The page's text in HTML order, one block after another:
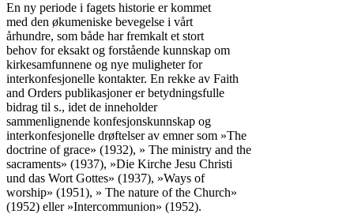
En ny periode i fagets historie er kommet
med den økumeniske bevegelse i vårt
århundre, som både har fremkalt et stort
behov for eksakt og forstående kunnskap om
kirkesamfunnene og nye muligheter for
interkonfesjonelle kontakter. En rekke av Faith
and Orders publikasjoner er betydningsfulle
bidrag til s., idet de inneholder
sammenlignende konfesjonskunnskap og
interkonfesjonelle drøftelser av emner som »The
doctrine of grace» (1932), » The ministry and the
sacraments» (1937), »Die Kirche Jesu Christi
und das Wort Gottes» (1937), »Ways of
worship» (1951), » The nature of the Church»
(1952) eller »Intercommunion» (1952).